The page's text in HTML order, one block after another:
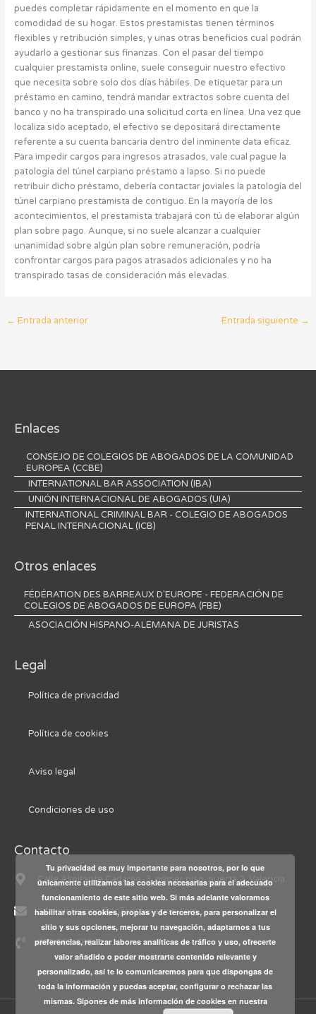
puedes completar rápidamente en el momento en que la
comodidad de su hogar. Estos prestamistas tienen términos
flexibles y retribución simples, y unas otras beneficios cual podrán
ayudarlo a gestionar sus finanzas. Con el pasar del tiempo
cualquier prestamista online, suele conseguir nuestro efectivo
que necesita sobre solo dos días hábiles. De etiquetar para un
préstamo en camino, tendrá mandar extractos sobre cuenta del
banco y no ha transpirado una solicitud corta en línea. Una vez que
localiza sido aceptado, el efectivo se depositará directamente
referente a su cuenta bancaria dentro del inminente data eficaz.
Para impedir cargos para ingresos atrasados, vale cual pague la
patologí­a del túnel carpiano préstamo a lapso. Si no puede
retribuir dicho préstamo, debería contactar joviales la patologí­a del
túnel carpiano prestamista de contiguo. En la mayoría de los
acontecimientos, el prestamista trabajará con tú de elaborar algún
plan sobre pago. Aunque, si no suele alcanzar a cualquier
unanimidad sobre algún plan sobre remuneración, podría
confrontar cargos para pagos atrasados ​​adicionales y no ha
transpirado tasas de consideración más elevadas.
← Entrada anterior Entrada siguiente →
Enlaces
CONSEJO DE COLEGIOS DE ABOGADOS DE LA COMUNIDAD
EUROPEA (CCBE)
INTERNATIONAL BAR ASSOCIATION (IBA)
UNIÓN INTERNACIONAL DE ABOGADOS (UIA)
INTERNATIONAL CRIMINAL BAR - COLEGIO DE ABOGADOS
PENAL INTERNACIONAL (ICB)
Otros enlaces
FÉDÉRATION DES BARREAUX D'EUROPE - FEDERACIÓN DE
COLEGIOS DE ABOGADOS DE EUROPA (FBE)
ASOCIACIÓN HISPANO-ALEMANA DE JURISTAS
Legal
Política de privacidad
Política de cookies
Aviso legal
Condiciones de uso
Contacto
Calle Almirante Cadarso, 3, primer piso, puerta 2. Valencia.
administracion@ac3corporacion.com
962 568 688
Tu privacidad es muy importante para nosotros, por lo que
únicamente utilizamos las cookies necesarias para el adecuado
funcionamiento de este sitio web. Si más adelante valoramos
habilitar otras cookies, propias y de terceros, para personalizar el
sitio y sus opciones, mejorar tu navegación, adaptarnos a tus
preferencias, realizar labores analíticas de tráfico y uso, ofrecerte
valor añadido o poder mostrarte contenido relevante y
personalizado, así te lo comunicaremos para que dispongas de
toda la información y puedas aceptar, configurar o rechazar las
mismas. Sipones de más información de cookies en nuestra